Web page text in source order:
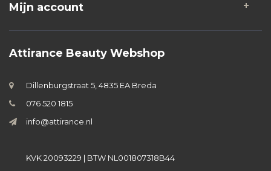
Mijn account
Attirance Beauty Webshop
Dillenburgstraat 5, 4835 EA Breda
076 520 1815
info@attirance.nl
KVK 20093229 | BTW NL001807318B44